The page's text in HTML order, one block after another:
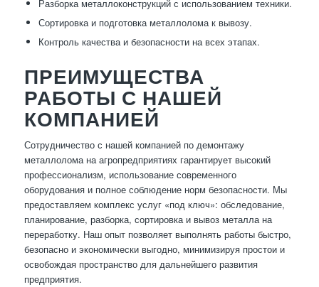
Разборка металлоконструкций с использованием техники.
Сортировка и подготовка металлолома к вывозу.
Контроль качества и безопасности на всех этапах.
ПРЕИМУЩЕСТВА
РАБОТЫ С НАШЕЙ
КОМПАНИЕЙ
Сотрудничество с нашей компанией по демонтажу
металлолома на агропредприятиях гарантирует высокий
профессионализм, использование современного
оборудования и полное соблюдение норм безопасности. Мы
предоставляем комплекс услуг «под ключ»: обследование,
планирование, разборка, сортировка и вывоз металла на
переработку. Наш опыт позволяет выполнять работы быстро,
безопасно и экономически выгодно, минимизируя простои и
освобождая пространство для дальнейшего развития
предприятия.